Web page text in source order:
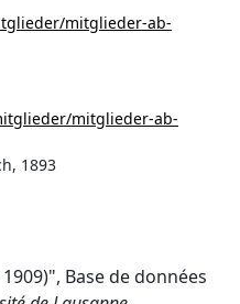
mitglieder-ab-
mitglieder-ab-
1893
Base de données